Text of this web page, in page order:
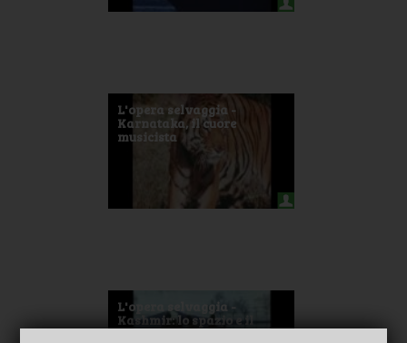
L'opera selvaggia -
Karnataka, il cuore
musicista
L'opera selvaggia -
Kashmir: lo spazio e il
ricordo